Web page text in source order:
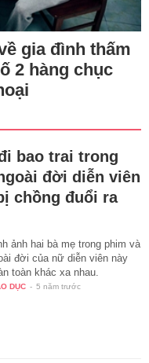
gia đình thấm
2 hàng chục
bao trai trong
đời diễn viên
chồng đuổi ra
ảnh hai bà mẹ trong phim và
đời của nữ diễn viên này
toàn khác xa nhau.
DỤC - 5 năm trước